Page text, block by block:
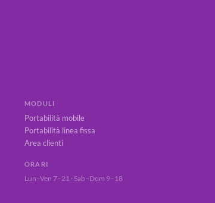
MODULI
Portabilità mobile
Portabilità linea fissa
Area clienti
ORARI
Lun–Ven 7–21 · Sab–Dom 9–18